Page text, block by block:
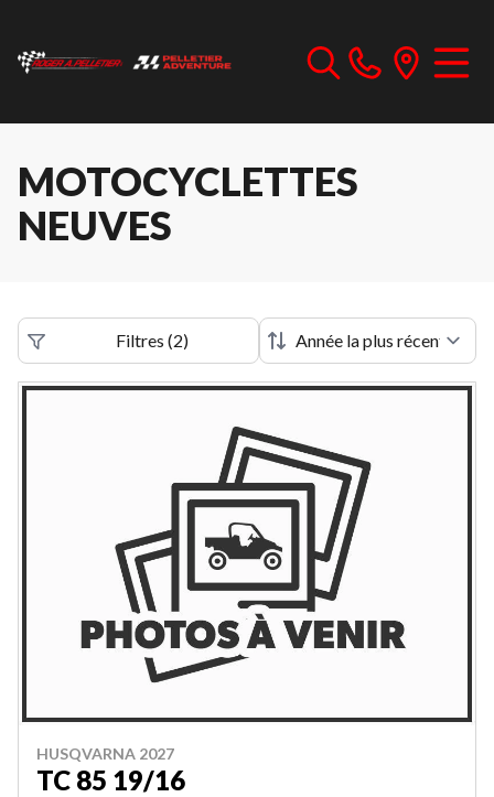
MOTOCYCLETTES
NEUVES
Filtres (2)
HUSQVARNA 2027
TC 85 19/16